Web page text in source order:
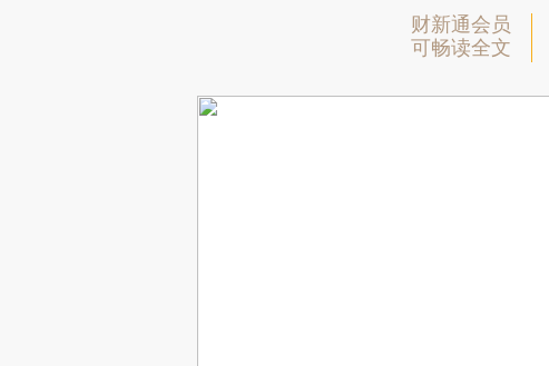
财新通会员
可畅读全文